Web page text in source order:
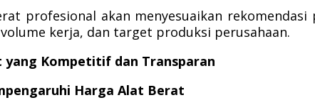
profesional akan menyesuaikan rekomendasi
kerja, dan target produksi perusahaan.
yang Kompetitif dan Transparan
Harga Alat Berat